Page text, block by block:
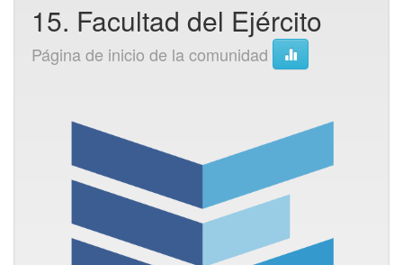
15. Facultad del Ejército
Página de inicio de la comunidad